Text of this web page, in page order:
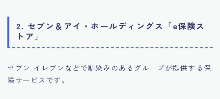
2. セブン＆アイ・ホールディングス「e保険ス
トア」
セブン-イレブンなどで馴染みのあるグループが提供する保
険サービスです。